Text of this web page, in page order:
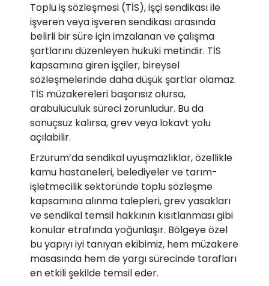
Toplu iş sözleşmesi (TİS), işçi sendikası ile
işveren veya işveren sendikası arasında
belirli bir süre için imzalanan ve çalışma
şartlarını düzenleyen hukuki metindir. TİS
kapsamına giren işçiler, bireysel
sözleşmelerinde daha düşük şartlar olamaz.
TİS müzakereleri başarısız olursa,
arabuluculuk süreci zorunludur. Bu da
sonuçsuz kalırsa, grev veya lokavt yolu
açılabilir.
Erzurum’da sendikal uyuşmazlıklar, özellikle
kamu hastaneleri, belediyeler ve tarım-
işletmecilik sektöründe toplu sözleşme
kapsamına alınma talepleri, grev yasakları
ve sendikal temsil hakkının kısıtlanması gibi
konular etrafında yoğunlaşır. Bölgeye özel
bu yapıyı iyi tanıyan ekibimiz, hem müzakere
masasında hem de yargı sürecinde tarafları
en etkili şekilde temsil eder.